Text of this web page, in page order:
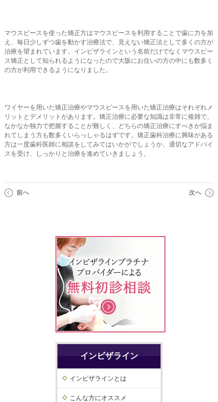
マウスピースを使った矯正方はマウスピースを利用することで歯に力を加
え、毎日少しずつ歯を動かす治療法で、見えない矯正法として多くの方が
治療を望まれています。インビザラインという名前だけでなくマウスピー
ス矯正として知られるようになったので大阪にお住いの方の中にも数多く
の方が利用できるようになりました。
ワイヤーを用いた矯正治療やマウスピースを用いた矯正治療はそれぞれメ
リットとデメリットがあります。矯正治療に必要な知識は非常に複雑で、
なかなか独力で把握することが難しく、どちらの矯正治療にすべきか悩ま
れてしまう方も数多くいらっしゃるはずです。矯正歯科治療に興味がある
方は一度歯科医師に相談をしてみてはいかがでしょうか。適切なアドバイ
スを受け、しっかりと治療を進めていきましょう。
前へ 次へ
インビザライン
インビザラインとは
こんな方にオススメ